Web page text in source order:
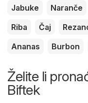
Jabuke
Naranče
Riba
Čaj
Ananas
Burbon
Želite li
Biftek